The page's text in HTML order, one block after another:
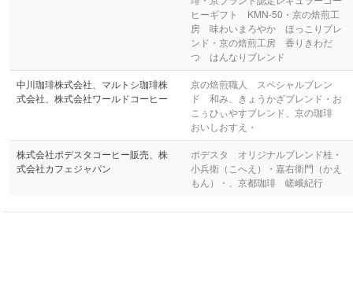
ヒーギフト KMN-50・京の焙煎工
房 味わいまろやか ほっこりブレ
ンド・京の焙煎工房 香りきわだ
つ はんなりブレンド
中川珈琲株式会社、マルトシ珈琲株
式会社、株式会社ワールドコーヒー
京の焙煎職人 スペシャルブレン
ド 和み、きょうかざブレンド・お
こぅひぃやすブレンド、京の珈琲
おいしおすえ・
株式会社ポデスタコーヒー販売、株
式会社カフェジャパン
ポデスタ オリジナルブレンド桂・
小兵衛（こへえ）・嘉右衛門（かえ
もん）・、京都珈琲 嵯峨紀行